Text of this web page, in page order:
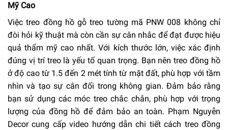
Mỹ Cao
Việc treo đồng hồ gỗ treo tường mã PNW 008 không chỉ
đòi hỏi kỹ thuật mà còn cần sự cân nhắc để đạt được hiệu
quả thẩm mỹ cao nhất. Với kích thước lớn, việc xác định
đúng vị trí treo là yếu tố quan trọng. Bạn nên treo đồng hồ
ở độ cao từ 1.5 đến 2 mét tính từ mặt đất, phù hợp với tầm
nhìn và tạo sự cân đối trong không gian. Đảm bảo rằng
bạn sử dụng các móc treo chắc chắn, phù hợp với trọng
lượng của đồng hồ để đảm bảo an toàn. Phạm Nguyễn
Decor cung cấp video hướng dẫn chi tiết cách treo đồng